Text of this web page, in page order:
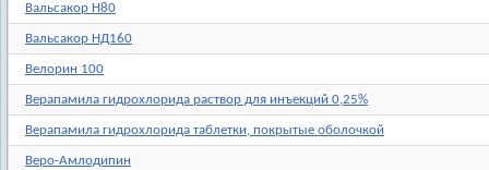
Вальсакор Н80
Вальсакор НД160
Велорин 100
Верапамила гидрохлорида раствор для инъекций 0,25%
Верапамила гидрохлорида таблетки, покрытые оболочкой
Веро-Амлодипин